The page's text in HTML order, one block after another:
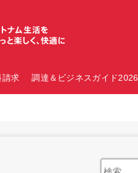
請求 調達＆ビジネスガイド2026